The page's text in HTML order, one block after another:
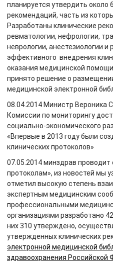
планируется утвердить около
рекомендаций, часть из
Разработаны клинические
ревматологии, нефрологии,
неврологии, анестезиологии и
эффективного внедрения
оказания медицинской
принято решение о
медицинской электронной
08.04.2014 Министр Вероника
Комиссии по мониторингу
социально-экономического
«Впервые в 2013 году были
клинических протоколов»
07.05.2014 минздрав
протоколам», из новостей мы
отметил высокую степень
экспертным медицинским
профессиональными
организациями разработано
них 310 утверждено,
утвержденных клинических
электронной медицинской
здравоохранения Российской